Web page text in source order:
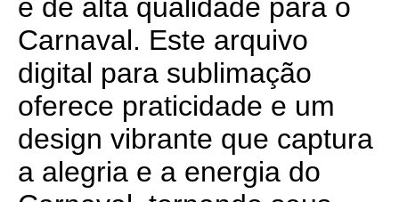
e de alta qualidade para o
Carnaval. Este arquivo
digital para sublimação
oferece praticidade e um
design vibrante que captura
a alegria e a energia do